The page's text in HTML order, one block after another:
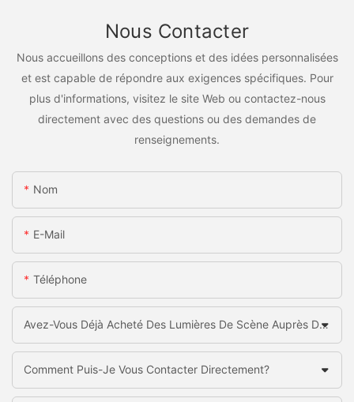
Nous Contacter
Nous accueillons des conceptions et des idées personnalisées
et est capable de répondre aux exigences spécifiques. Pour
plus d'informations, visitez le site Web ou contactez-nous
directement avec des questions ou des demandes de
renseignements.
Nom
E-Mail
Téléphone
Avez-Vous Déjà Acheté Des Lumières De Scène Auprès De La Chine?
Comment Puis-Je Vous Contacter Directement?